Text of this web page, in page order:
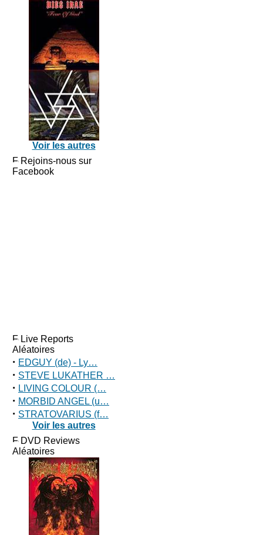
Voir les autres
Rejoins-nous sur
Facebook
Live Reports
Aléatoires
· EDGUY (de) - Ly…
· STEVE LUKATHER …
· LIVING COLOUR (…
· MORBID ANGEL (u…
· STRATOVARIUS (f…
Voir les autres
DVD Reviews
Aléatoires